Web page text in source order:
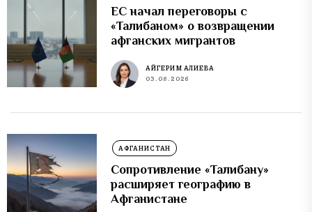
ЕС начал переговоры с
«Талибаном» о возвращении
афганских мигрантов
АЙГЕРИМ АЛИЕВА
03.08.2026
АФГАНИСТАН
Сопротивление «Талибану»
расширяет географию в
Афганистане